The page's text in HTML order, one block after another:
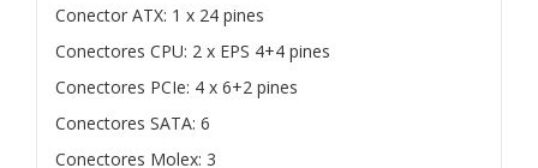
Conector ATX: 1 x 24 pines
Conectores CPU: 2 x EPS 4+4 pines
Conectores PCIe: 4 x 6+2 pines
Conectores SATA: 6
Conectores Molex: 3